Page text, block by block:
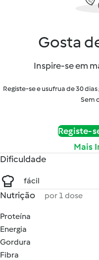
Gosta
Inspire-se em
Registe-se e usufrua de 30
Sem
Registe-
Mais
Dificuldade
fácil
Nutrição por 1 dose
Proteína
Energia
Gordura
Fibra